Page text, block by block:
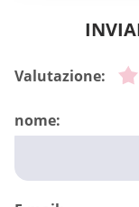
Valutazione:
nome: